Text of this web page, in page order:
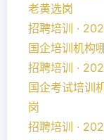
老黄选岗
招聘培训 ·
国企培训机构
招聘培训 ·
国企考试培训
岗
招聘培训 ·